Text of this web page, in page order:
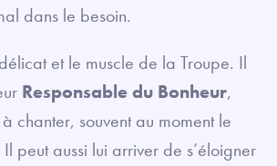
dans le besoin.
et le muscle de la Troupe. Il
Responsable du Bonheur,
chanter, souvent au moment le
peut aussi lui arriver de s’éloigner